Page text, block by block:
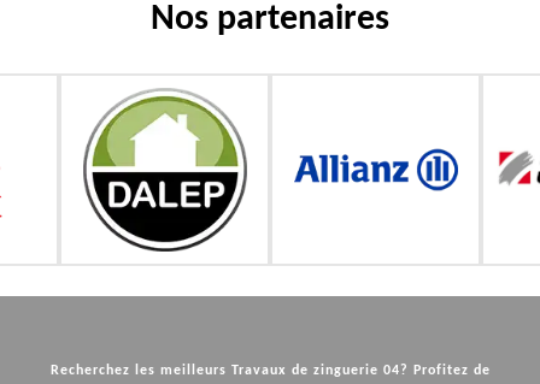
Nos partenaires
Recherchez les meilleurs Travaux de zinguerie 04? Profitez de